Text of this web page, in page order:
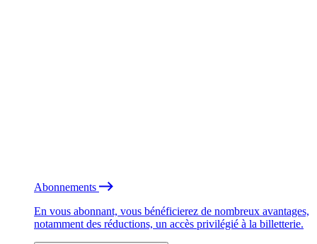
Abonnements
En vous abonnant, vous bénéficierez de nombreux avantages,
notamment des réductions, un accès privilégié à la billetterie.